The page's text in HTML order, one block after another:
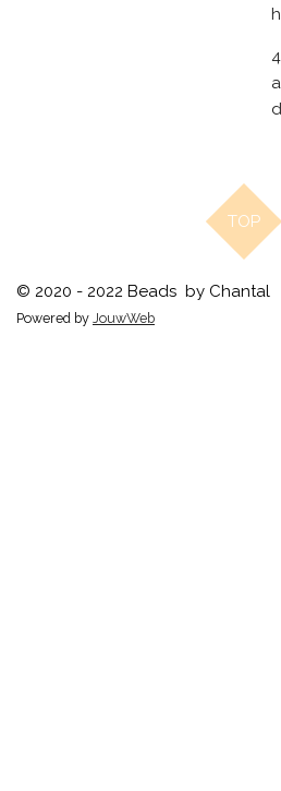
TOP
© 2020 - 2022 Beads by Chantal
Powered by JouwWeb